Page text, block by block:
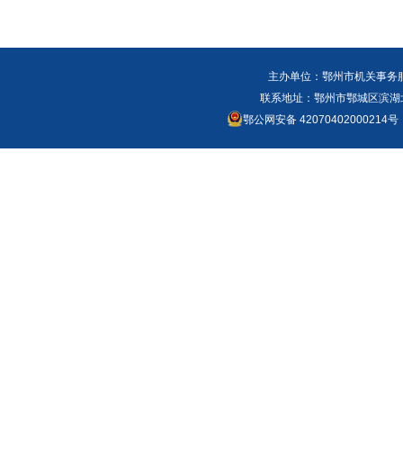
主办单位：鄂州市机关事
联系地址：鄂州市鄂城区滨
鄂公网安备 42070402000214号